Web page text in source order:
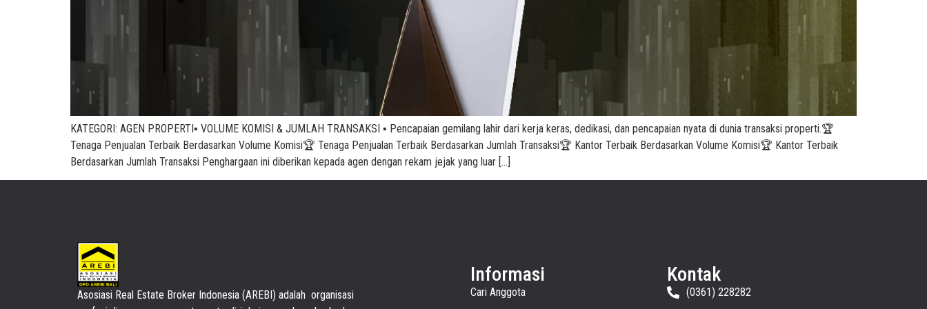
KATEGORI: AGEN PROPERTI▪️ VOLUME KOMISI & JUMLAH TRANSAKSI ▪️ Pencapaian gemilang lahir dari kerja keras, dedikasi, dan pencapaian nyata di dunia transaksi properti.🏆
Tenaga Penjualan Terbaik Berdasarkan Volume Komisi🏆 Tenaga Penjualan Terbaik Berdasarkan Jumlah Transaksi🏆 Kantor Terbaik Berdasarkan Volume Komisi🏆 Kantor Terbaik
Berdasarkan Jumlah Transaksi Penghargaan ini diberikan kepada agen dengan rekam jejak yang luar […]
Asosiasi Real Estate Broker Indonesia (AREBI) adalah organisasi
Informasi
Cari Anggota
Kontak
(0361) 228282